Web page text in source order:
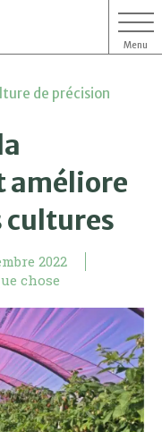
Menu
de précision
améliore
cultures
2022
chose